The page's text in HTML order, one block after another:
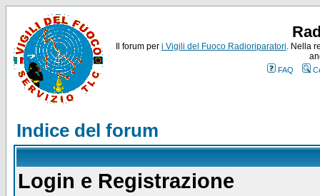
Il forum per i Vigili del Fuoco Radioriparatori. Nella
FAQ
Indice del forum
Login e Registrazione